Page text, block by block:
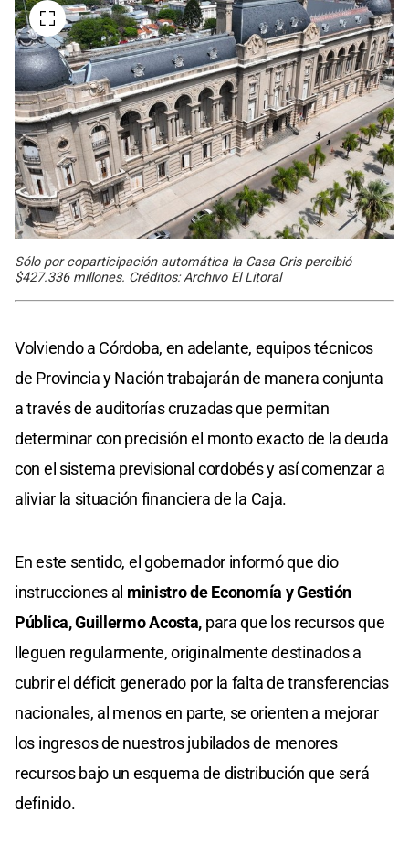
Sólo por coparticipación automática la Casa Gris percibió
$427.336 millones. Créditos: Archivo El Litoral
Volviendo a Córdoba, en adelante, equipos técnicos
de Provincia y Nación trabajarán de manera conjunta
a través de auditorías cruzadas que permitan
determinar con precisión el monto exacto de la deuda
con el sistema previsional cordobés y así comenzar a
aliviar la situación financiera de la Caja.
En este sentido, el gobernador informó que dio
instrucciones al ministro de Economía y Gestión
Pública, Guillermo Acosta, para que los recursos que
lleguen regularmente, originalmente destinados a
cubrir el déficit generado por la falta de transferencias
nacionales, al menos en parte, se orienten a mejorar
los ingresos de nuestros jubilados de menores
recursos bajo un esquema de distribución que será
definido.